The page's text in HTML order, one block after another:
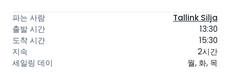
Tallink Silja
13:30
15:30
2시간
월, 화, 목